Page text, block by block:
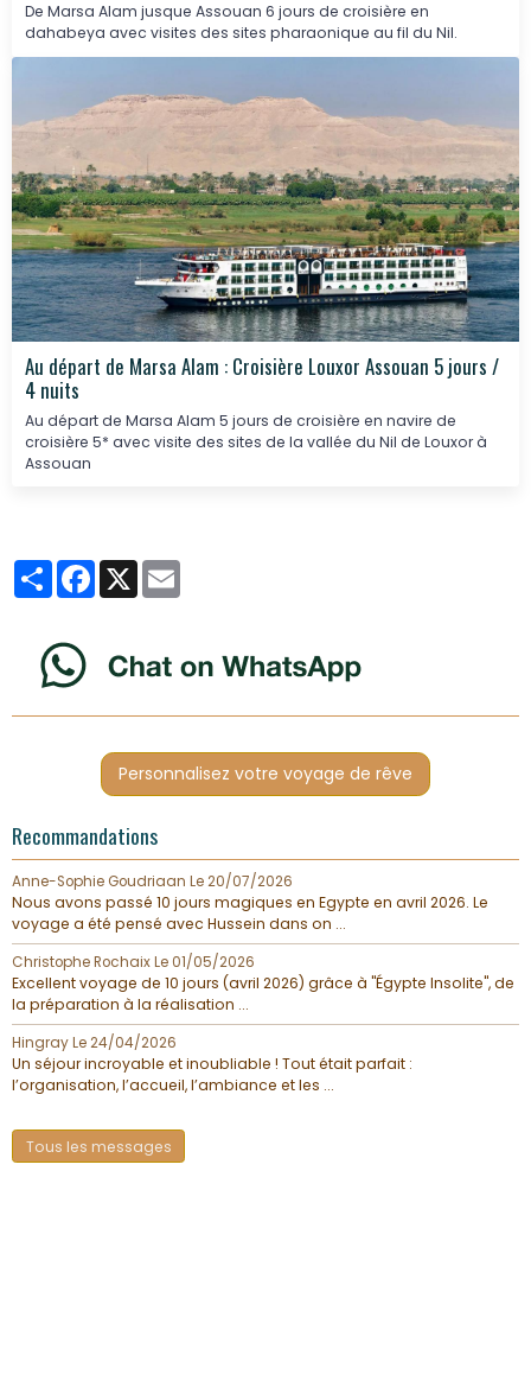
De Marsa Alam jusque Assouan 6 jours de croisière en
dahabeya avec visites des sites pharaonique au fil du Nil.
Au départ de Marsa Alam : Croisière Louxor Assouan 5 jours /
4 nuits
Au départ de Marsa Alam 5 jours de croisière en navire de
croisière 5* avec visite des sites de la vallée du Nil de Louxor à
Assouan
PartagerFacebook
X
Personnalisez votre voyage de rêve
Recommandations
Anne-Sophie Goudriaan Le 20/07/2026
Nous avons passé 10 jours magiques en Egypte en avril 2026. Le
voyage a été pensé avec Hussein dans on ...
Christophe RochaixLe 01/05/2026
Excellent voyage de 10 jours (avril 2026) grâce à "Égypte Insolite", de
la préparation à la réalisation ...
HingrayLe 24/04/2026
Un séjour incroyable et inoubliable ! Tout était parfait :
l’organisation, l’accueil, l’ambiance et les ...
Tous les messages